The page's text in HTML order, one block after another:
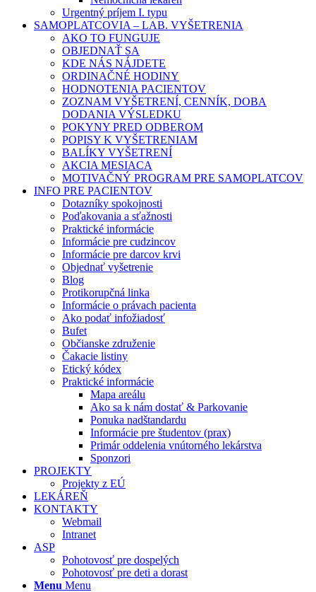
Urgentný príjem I. typu
SAMOPLATCOVIA – LAB. VYŠETRENIA
AKO TO FUNGUJE
OBJEDNAŤ SA
KDE NÁS NÁJDETE
ORDINAČNÉ HODINY
HODNOTENIA PACIENTOV
ZOZNAM VYŠETRENÍ, CENNÍK, DOBA
DODANIA VÝSLEDKU
POKYNY PRED ODBEROM
POPISY K VYŠETRENIAM
BALÍKY VYŠETRENÍ
AKCIA MESIACA
MOTIVAČNÝ PROGRAM PRE SAMOPLATCOV
INFO PRE PACIENTOV
Dotazníky spokojnosti
Poďakovania a sťažnosti
Praktické informácie
Informácie pre cudzincov
Informácie pre darcov krvi
Objednať vyšetrenie
Blog
Protikorupčná linka
Informácie o právach pacienta
Ako podať infožiadosť
Bufet
Občianske združenie
Čakacie listiny
Etický kódex
Praktické informácie
Mapa areálu
Ako sa k nám dostať & Parkovanie
Ponuka nadštandardu
Informácie pre študentov (prax)
Primár oddelenia vnútorného lekárstva
Sponzori
PROJEKTY
Projekty z EÚ
LEKÁREŇ
KONTAKTY
Webmail
Intranet
ASP
Pohotovosť pre dospelých
Pohotovosť pre deti a dorast
Menu Menu